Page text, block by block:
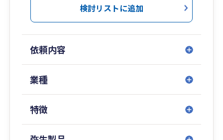
検討リストに追加
依頼内容
業種
特徴